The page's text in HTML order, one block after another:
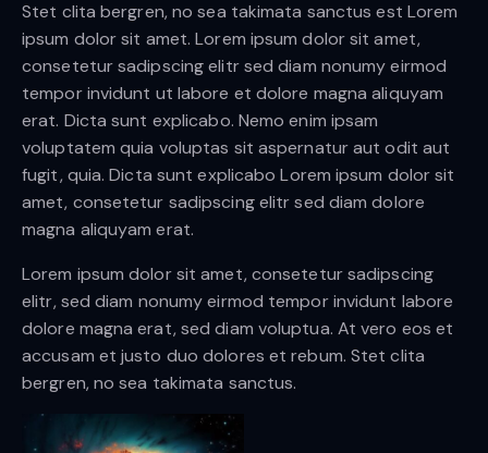
Stet clita bergren, no sea takimata sanctus est Lorem
ipsum dolor sit amet. Lorem ipsum dolor sit amet,
consetetur sadipscing elitr sed diam nonumy eirmod
tempor invidunt ut labore et dolore magna aliquyam
erat. Dicta sunt explicabo. Nemo enim ipsam
voluptatem quia voluptas sit aspernatur aut odit aut
fugit, quia. Dicta sunt explicabo Lorem ipsum dolor sit
amet, consetetur sadipscing elitr sed diam dolore
magna aliquyam erat.
Lorem ipsum dolor sit amet, consetetur sadipscing
elitr, sed diam nonumy eirmod tempor invidunt labore
dolore magna erat, sed diam voluptua. At vero eos et
accusam et justo duo dolores et rebum. Stet clita
bergren, no sea takimata sanctus.